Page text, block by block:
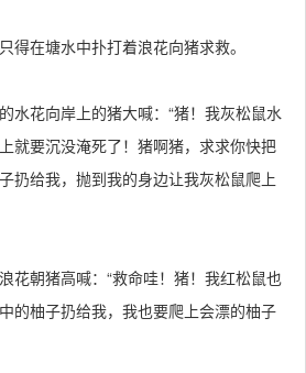
得在塘水中扑打着浪花向猪求救。
水花向岸上的猪大喊：“猪！我灰松鼠水
就要沉没淹死了！猪啊猪，求求你快把
扔给我，抛到我的身边让我灰松鼠爬上
花朝猪高喊：“救命哇！猪！我红松鼠也
的柚子扔给我，我也要爬上会漂的柚子